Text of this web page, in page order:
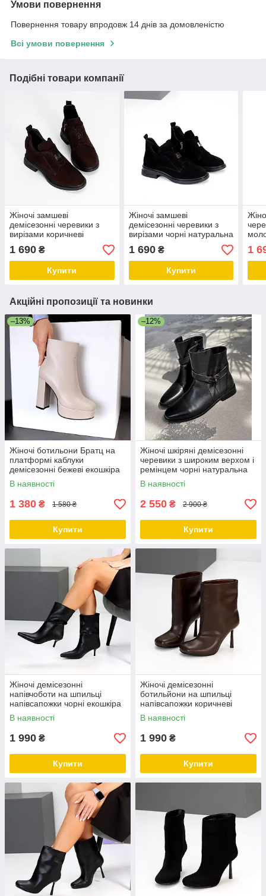
Умови повернення
Повернення товару впродовж 14 днів за домовленістю
Всі умови повернення
Подібні товари компанії
Жіночі замшеві
демісезонні черевики з
вирізами коричневі
натуральна замша
1 690 ₴
Купити
Жіночі замшеві
демісезонні черевики з
вирізами чорні натуральна
замша
1 690₴
Купити
1
Акційні пропозиції та новинки
–13%
Жіночі ботильони Братц на
платформі каблуки
демісезонні бежеві екошкіра
В наявності
1 380 ₴ 1 580 ₴
Купити
–12%
Жіночі шкіряні демісезонні
черевики з широким верхом і
ремінцем чорні натуральна
шкіра
В наявності
2 550 ₴ 2 900 ₴
Купити
Жіночі демісезонні
напівчоботи на шпильці
напівсапожки чорні екошкіра
В наявності
1 990 ₴
Купити
Жіночі демісезонні
ботильйони на шпильці
напівсапожки коричневі
екошкіра
В наявності
1 990 ₴
Купити